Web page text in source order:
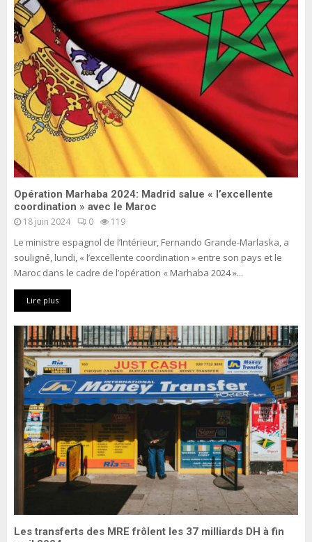
Opération Marhaba 2024: Madrid salue « l’excellente
coordination » avec le Maroc
18 juin 2024 0 119
Le ministre espagnol de l’Intérieur, Fernando Grande-Marlaska, a
souligné, lundi, « l’excellente coordination » entre son pays et le
Maroc dans le cadre de l’opération « Marhaba 2024 »...
Lire plus
Les transferts des MRE frôlent les 37 milliards DH à fin